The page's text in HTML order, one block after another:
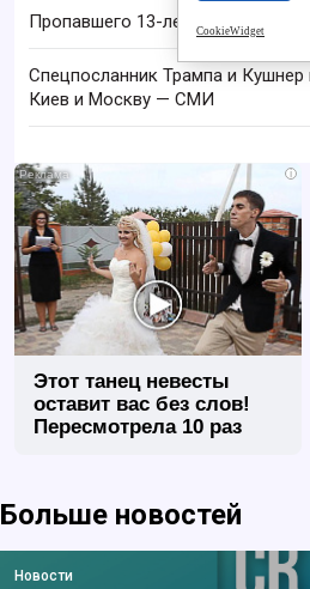
Пропавшего 13-летнего
Спецпосланник Трампа и Кушнер
Киев и Москву — СМИ
i
Этот танец невесты
оставит вас без слов!
Пересмотрела 10 раз
Больше новостей
Новости
CookieWidget